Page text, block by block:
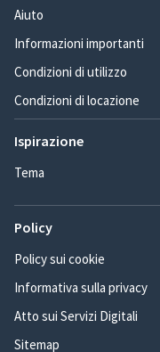
Aiuto
Informazioni importanti
Condizioni di utilizzo
Condizioni di locazione
Ispirazione
Tema
Policy
Policy sui cookie
Informativa sulla privacy
Atto sui Servizi Digitali
Sitemap